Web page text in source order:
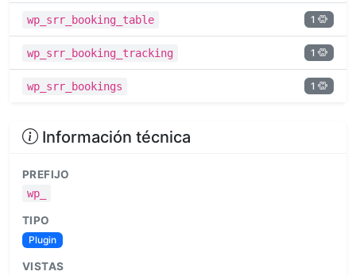
wp_srr_booking_table 1
wp_srr_booking_tracking 1
wp_srr_bookings 1
Información técnica
PREFIJO
wp_
TIPO
Plugin
VISTAS